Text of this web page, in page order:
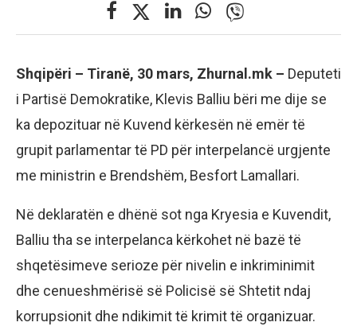
Shqipëri – Tiranë, 30 mars, Zhurnal.mk – Deputeti
i Partisë Demokratike, Klevis Balliu bëri me dije se
ka depozituar në Kuvend kërkesën në emër të
grupit parlamentar të PD për interpelancë urgjente
me ministrin e Brendshëm, Besfort Lamallari.
Në deklaratën e dhënë sot nga Kryesia e Kuvendit,
Balliu tha se interpelanca kërkohet në bazë të
shqetësimeve serioze për nivelin e inkriminimit
dhe cenueshmërisë së Policisë së Shtetit ndaj
korrupsionit dhe ndikimit të krimit të organizuar.